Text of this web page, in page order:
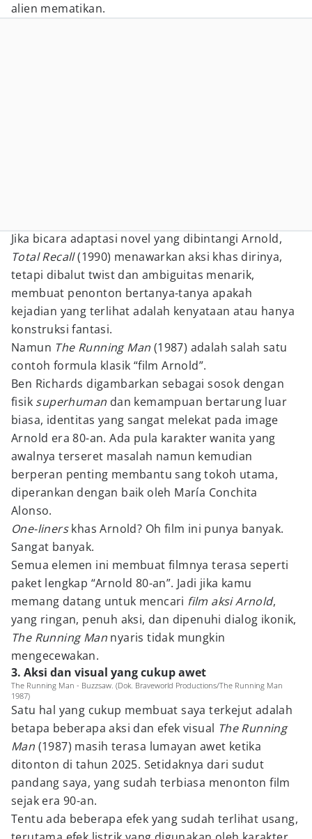
alien mematikan.
Jika bicara adaptasi novel yang dibintangi Arnold,
Total Recall(1990) menawarkan aksi khas dirinya,
tetapi dibalut twist dan ambiguitas menarik,
membuat penonton bertanya-tanya apakah
kejadian yang terlihat adalah kenyataan atau hanya
konstruksi fantasi.
Namun The Running Man (1987) adalah salah satu
contoh formula klasik “film Arnold”.
Ben Richards digambarkan sebagai sosok dengan
fisik superhuman dan kemampuan bertarung luar
biasa, identitas yang sangat melekat pada image
Arnold era 80-an. Ada pula karakter wanita yang
awalnya terseret masalah namun kemudian
berperan penting membantu sang tokoh utama,
diperankan dengan baik oleh María Conchita
Alonso.
One-linerskhas Arnold? Oh film ini punya banyak.
Sangat banyak.
Semua elemen ini membuat filmnya terasa seperti
paket lengkap “Arnold 80-an”. Jadi jika kamu
memang datang untuk mencari film aksi Arnold,
yang ringan, penuh aksi, dan dipenuhi dialog ikonik,
The Running Man nyaris tidak mungkin
mengecewakan.
3. Aksi dan visual yang cukup awet
The Running Man - Buzzsaw. (Dok. Braveworld Productions/The Running Man
1987)
Satu hal yang cukup membuat saya terkejut adalah
betapa beberapa aksi dan efek visual The Running
Man (1987) masih terasa lumayan awet ketika
ditonton di tahun 2025. Setidaknya dari sudut
pandang saya, yang sudah terbiasa menonton film
sejak era 90-an.
Tentu ada beberapa efek yang sudah terlihat usang,